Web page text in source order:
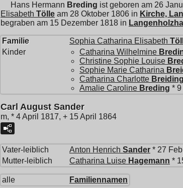
Hans Hermann Breding ist geboren am 26
Elisabeth Tölle am 28 Oktober 1806 in Kirche,
begraben am 15 Dezember 1818 in
Familie Sophia Catharina Elisabeth
Kinder
Catharina Wilhelmine
Christine Sophie Louise
Sophie Marie Catharina
Catharina Charlotte Breiding
Amalie Caroline Breding *
Carl August Sander
m, * 4 April 1817, + 15 April 1864
Vater-leiblich Anton Henrich Sander * 27
Mutter-leiblich
Catharina Luise Hagemann *
alle Familiennamen